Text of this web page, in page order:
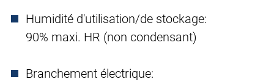
Humidité d'utilisation/de stockage:
90% maxi. HR (non condensant)
Branchement électrique: